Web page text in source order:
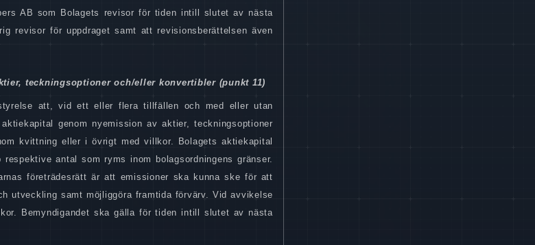
AB som Bolagets revisor för tiden intill slutet av nästa
revisor för uppdraget samt att revisionsberättelsen även
teckningsoptioner och/eller konvertibler (punkt 11)
att, vid ett eller flera tillfällen och med eller utan
genom nyemission av aktier, teckningsoptioner
kvittning eller i övrigt med villkor. Bolagets aktiekapital
antal som ryms inom bolagsordningens gränser.
företrädesrätt är att emissioner ska kunna ske för att
utveckling samt möjliggöra framtida förvärv. Vid avvikelse
Bemyndigandet ska gälla för tiden intill slutet av nästa